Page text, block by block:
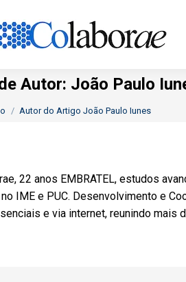
Autor: João Paulo
está aqui:
Autor do Artigo João Paulo Iunes
22 anos EMBRATEL, estudos
IME e PUC. Desenvolvimento e
e via internet, reunindo